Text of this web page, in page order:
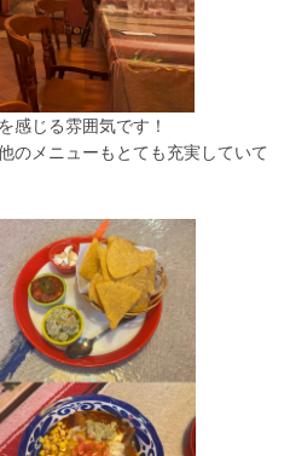
感じる雰囲気です！
のメニューもとても充実していて